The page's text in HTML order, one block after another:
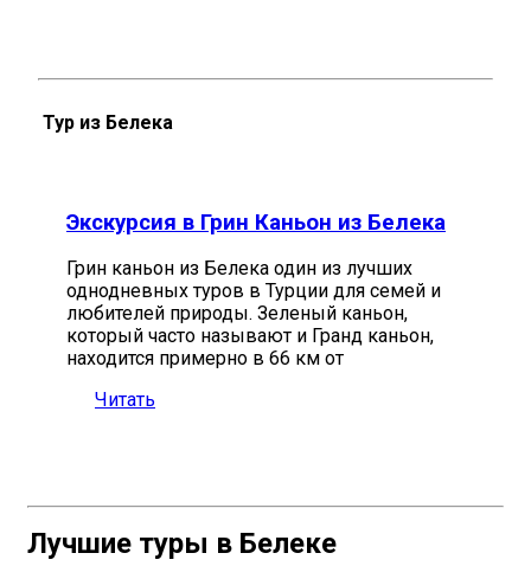
Тур из Белека
Экскурсия в Грин Каньон из Белека
Грин каньон из Белека один из лучших
однодневных туров в Турции для семей и
любителей природы. Зеленый каньон,
который часто называют и Гранд каньон,
находится примерно в 66 км от
Читать
Лучшие туры в Белеке